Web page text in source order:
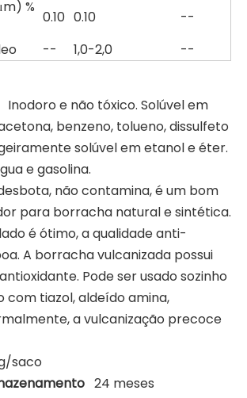
%
0.10 0.10
--
-- 1,0-2,0 --
Inodoro e não tóxico. Solúvel em
benzeno, tolueno, dissulfeto
solúvel em etanol e éter.
e gasolina.
não contamina, é um bom
para borracha natural e sintética.
é ótimo, a qualidade anti-
A borracha vulcanizada possui
Pode ser usado sozinho
com tiazol, aldeído amina,
a vulcanização precoce
saco
24 meses